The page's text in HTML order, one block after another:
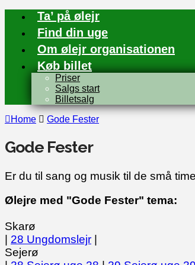
Ta’ på ølejr
Find din uge
Om ølejr organisationen
Køb billet
Priser
Salgs start
Billetsalg
Home
Gode Fester
Gode Fester
Er du til sang og musik til de små
Ølejre med "Gode Fester" tema:
Skarø
| 28 Ungdomslejr |
Sejerø